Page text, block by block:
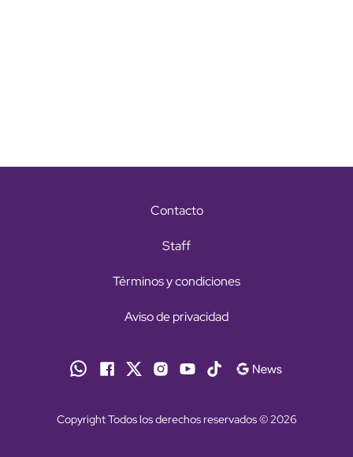
Contacto
Staff
Términos y condiciones
Aviso de privacidad
Copyright Todos los derechos reservados © 2026